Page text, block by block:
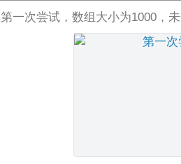
第一次尝试，数组大小为1000，